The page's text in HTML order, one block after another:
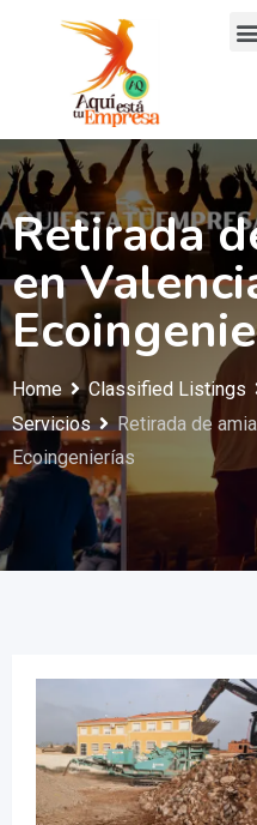
Retirada
en
Home Classified Listings
Servicios
Retirada de
Ecoingenierías